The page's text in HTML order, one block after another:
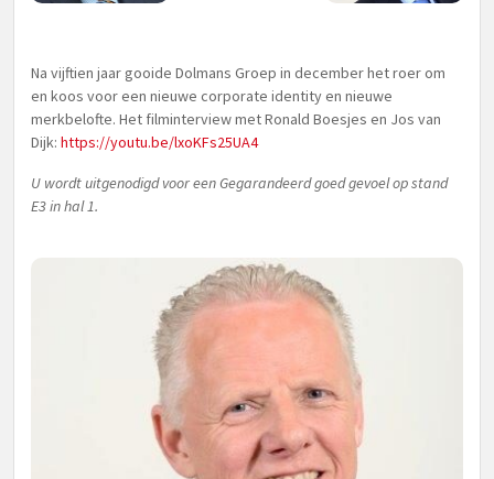
Na vijftien jaar gooide Dolmans Groep in december het roer om
en koos voor een nieuwe corporate identity en nieuwe
merkbelofte. Het filminterview met Ronald Boesjes en Jos van
Dijk: https://youtu.be/lxoKFs25UA4
U wordt uitgenodigd voor een Gegarandeerd goed gevoel op stand
E3 in hal 1.